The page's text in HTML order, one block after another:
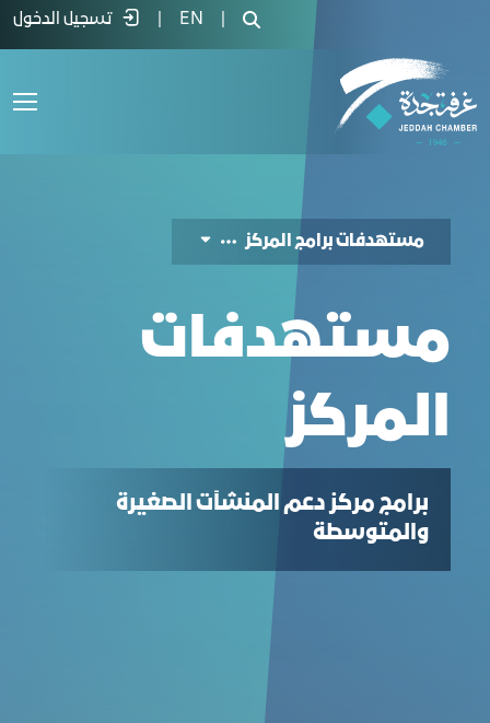
مستهدفات المركز - غرفة جدة
EN تسجيل الدخول
مستهدفات برامج المركز
مستهدفات
المركز
برامج مركز دعم المنشآت الصغيرة
والمتوسطة